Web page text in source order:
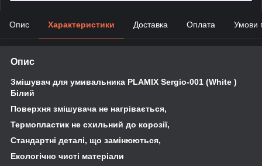
Опис Характеристики Доставка Оплата Умови
Опис
Змішувач для умивальника PLAMIX Sergio-001 (White )
Білий
Поверхня змішувача не нагрівається,
Термопластик не схильний до корозії,
Стандартні деталі, що замінюються,
Екологічно чисті матеріали